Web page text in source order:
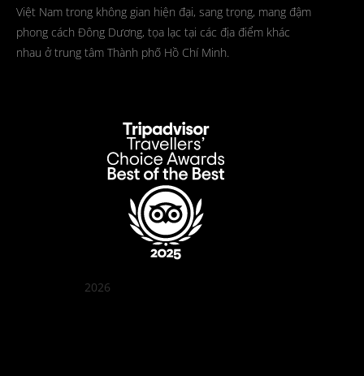
Việt Nam trong không gian hiện đại, sang trọng, mang đậm
phong cách Đông Dương, tọa lạc tại các địa điểm khác
nhau ở trung tâm Thành phố Hồ Chí Minh.
2026